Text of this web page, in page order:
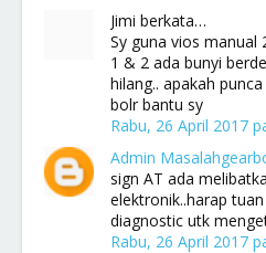
Jimi berkata…
Sy guna vios manual
1 & 2 ada bunyi
hilang.. apakah
bolr bantu sy
Rabu, 26 April 2017
Admin
sign AT ada
elektronik..harap
diagnostic utk
Rabu, 26 April 2017